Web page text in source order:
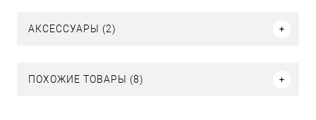
АКСЕССУАРЫ (2)
ПОХОЖИЕ ТОВАРЫ (8)